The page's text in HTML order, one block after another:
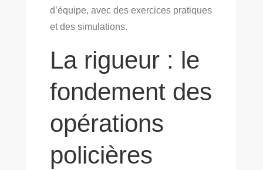
d’équipe, avec des exercices pratiques
et des simulations.
La rigueur : le
fondement des
opérations
policières